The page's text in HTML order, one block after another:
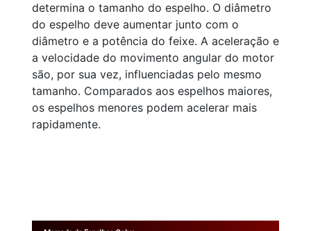
determina o tamanho do espelho. O diâmetro
do espelho deve aumentar junto com o
diâmetro e a potência do feixe. A aceleração e
a velocidade do movimento angular do motor
são, por sua vez, influenciadas pelo mesmo
tamanho. Comparados aos espelhos maiores,
os espelhos menores podem acelerar mais
rapidamente.